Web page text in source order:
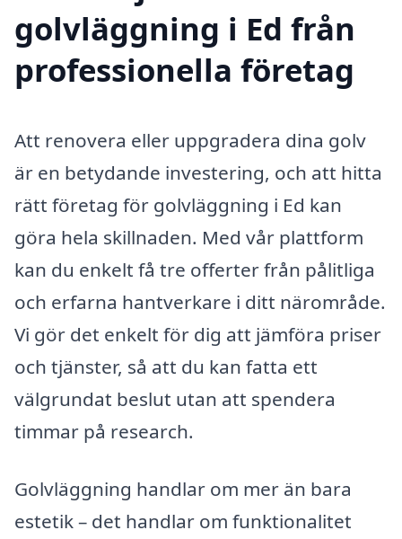
golvläggning i Ed från
professionella företag
Att renovera eller uppgradera dina golv
är en betydande investering, och att hitta
rätt företag för golvläggning i Ed kan
göra hela skillnaden. Med vår plattform
kan du enkelt få tre offerter från pålitliga
och erfarna hantverkare i ditt närområde.
Vi gör det enkelt för dig att jämföra priser
och tjänster, så att du kan fatta ett
välgrundat beslut utan att spendera
timmar på research.
Golvläggning handlar om mer än bara
estetik – det handlar om funktionalitet